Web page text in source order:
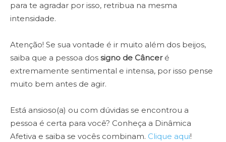
para te agradar por isso, retribua na mesma
intensidade.
Atenção! Se sua vontade é ir muito além dos beijos,
saiba que a pessoa dos signo de Cânceré
extremamente sentimental e intensa, por isso pense
muito bem antes de agir.
Está ansioso(a) ou com dúvidas se encontrou a
pessoa é certa para você? Conheça a Dinâmica
Afetiva e saiba se vocês combinam. Clique aqui!